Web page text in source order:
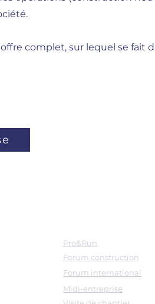
complet, sur lequel se fait
Pro&Run
Forum construction
Forum international
Midi-entreprise